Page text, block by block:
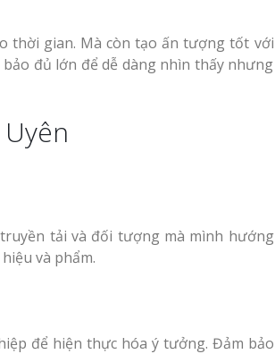
thời gian. Mà còn tạo ấn tượng tốt với
đủ lớn để dễ dàng nhìn thấy nhưng
tải và đối tượng mà mình hướng
và phẩm.
để hiện thực hóa ý tưởng. Đảm bảo
Thuốc Nghệ An Chuẩn GPP
cổ điển